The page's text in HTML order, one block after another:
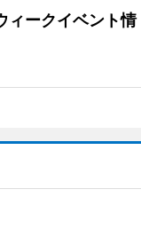
ークイベント情